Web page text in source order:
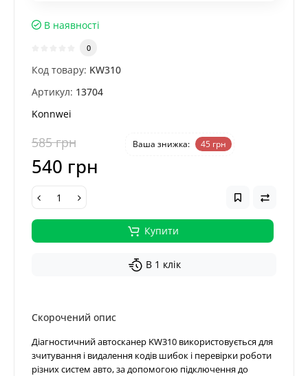
В наявності
0
Код товару: KW310
Артикул: 13704
Konnwei
585 грн Ваша знижка: 45 грн
540 грн
Купити
В 1 клік
Скорочений опис
Діагностичний автосканер KW310 використовується для
зчитування і видалення кодів шибок і перевірки роботи
різних систем авто, за допомогою підключення до